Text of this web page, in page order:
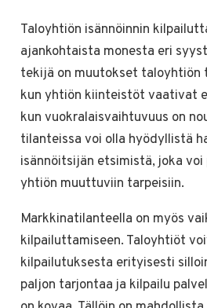
Taloyhtiön isännöinnin
ajankohtaista monesta eri
tekijä on muutokset taloyhtiön
kun yhtiön kiinteistöt vaativat
kun vuokralaisvaihtuvuus on
tilanteissa voi olla hyödyllistä
isännöitsijän etsimistä, joka
yhtiön muuttuviin tarpeisiin.
Markkinatilanteella on myös
kilpailuttamiseen. Taloyhtiöt
kilpailutuksesta erityisesti
paljon tarjontaa ja kilpailu